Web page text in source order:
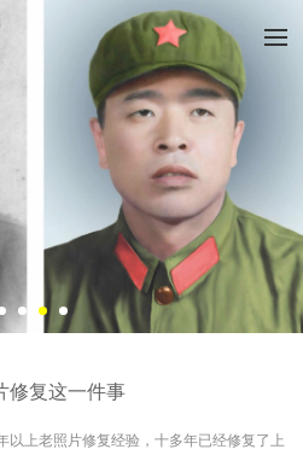
修复这一件事
以上老照片修复经验，十多年已经修复了上